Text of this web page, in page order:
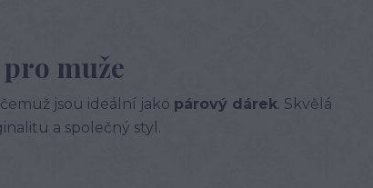
muže
jsou ideální jako párový dárek. Skvělá
a společný styl.